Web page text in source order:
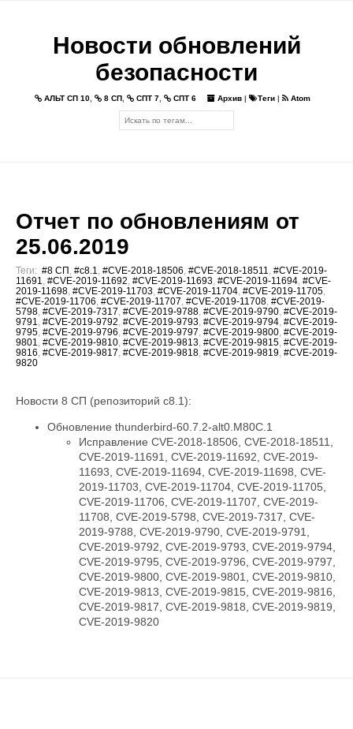
Новости обновлений
безопасности
АЛЬТ СП 10 8 СП СПТ 7 СПТ 6 Архив | Теги | Atom
Отчет по обновлениям от
25.06.2019
Теги: #8 СП #c8.1 #CVE-2018-18506 #CVE-2018-18511
#CVE-2019-
11691
#CVE-2019-11692 #CVE-2019-11693 #CVE-2019-11694 #CVE-
2019-11698 #CVE-2019-11703 #CVE-2019-11704 #CVE-2019-11705
#CVE-2019-11706 #CVE-2019-11707 #CVE-2019-11708 #CVE-2019-
5798 #CVE-2019-7317 #CVE-2019-9788 #CVE-2019-9790 #CVE-2019-
9791
#CVE-2019-9792 #CVE-2019-9793 #CVE-2019-9794 #CVE-2019-
9795 #CVE-2019-9796 #CVE-2019-9797 #CVE-2019-9800 #CVE-2019-
9801
#CVE-2019-9810 #CVE-2019-9813 #CVE-2019-9815 #CVE-2019-
9816 #CVE-2019-9817 #CVE-2019-9818 #CVE-2019-9819 #CVE-2019-
9820
Новости 8 СП (репозиторий c8.1):
Обновление thunderbird-60.7.2-alt0.M80C.1
Исправление CVE-2018-18506, CVE-2018-18511,
CVE-2019-11691, CVE-2019-11692, CVE-2019-
11693, CVE-2019-11694, CVE-2019-11698, CVE-
2019-11703, CVE-2019-11704, CVE-2019-11705,
CVE-2019-11706, CVE-2019-11707, CVE-2019-
11708, CVE-2019-5798, CVE-2019-7317, CVE-
2019-9788, CVE-2019-9790, CVE-2019-9791,
CVE-2019-9792, CVE-2019-9793, CVE-2019-9794,
CVE-2019-9795, CVE-2019-9796, CVE-2019-9797,
CVE-2019-9800, CVE-2019-9801, CVE-2019-9810,
CVE-2019-9813, CVE-2019-9815, CVE-2019-9816,
CVE-2019-9817, CVE-2019-9818, CVE-2019-9819,
CVE-2019-9820